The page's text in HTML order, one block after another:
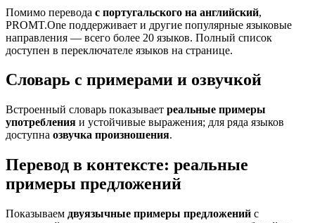
Помимо перевода с португальского на английский,
PROMT.One поддерживает и другие популярные языковые
направления — всего более 20 языков. Полный список
доступен в переключателе языков на странице.
Словарь с примерами и озвучкой
Встроенный словарь показывает реальные примеры
употребления и устойчивые выражения; для ряда языков
доступна озвучка произношения.
Перевод в контексте: реальные
примеры предложений
Показываем двуязычные примеры предложений с